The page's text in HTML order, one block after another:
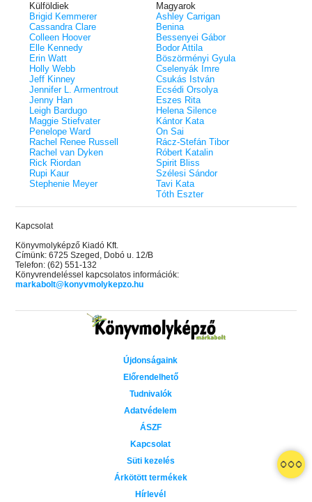
Külföldiek
Brigid Kemmerer
Cassandra Clare
Colleen Hoover
Elle Kennedy
Erin Watt
Holly Webb
Jeff Kinney
Jennifer L. Armentrout
Jenny Han
Leigh Bardugo
Maggie Stiefvater
Penelope Ward
Rachel Renee Russell
Rachel van Dyken
Rick Riordan
Rupi Kaur
Stephenie Meyer
Magyarok
Ashley Carrigan
Benina
Bessenyei Gábor
Bodor Attila
Böszörményi Gyula
Cselenyák Imre
Csukás István
Ecsédi Orsolya
Eszes Rita
Helena Silence
Kántor Kata
On Sai
Rácz-Stefán Tibor
Róbert Katalin
Spirit Bliss
Szélesi Sándor
Tavi Kata
Tóth Eszter
Kapcsolat
Könyvmolyképző Kiadó Kft.
Címünk: 6725 Szeged, Dobó u. 12/B
Telefon: (62) 551-132
Könyvrendeléssel kapcsolatos információk:
markabolt@konyvmolykepzo.hu
Újdonságaink
Előrendelhető
Tudnivalók
Adatvédelem
ÁSZF
Kapcsolat
Süti kezelés
Árkötött termékek
Hírlevél